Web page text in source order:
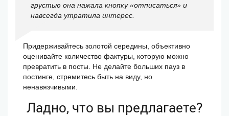
грустью она нажала кнопку «отписаться» и
навсегда утратила интерес.
Придерживайтесь золотой середины, объективно
оценивайте количество фактуры, которую можно
превратить в посты. Не делайте больших пауз в
постинге, стремитесь быть на виду, но
ненавязчивыми.
Ладно, что вы предлагаете?